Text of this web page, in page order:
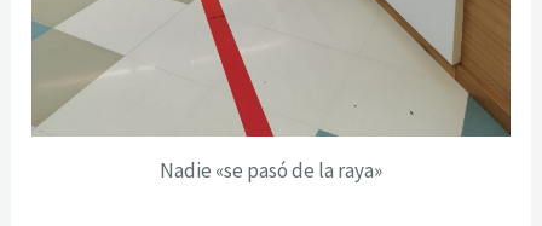
Nadie «se pasó de la raya»